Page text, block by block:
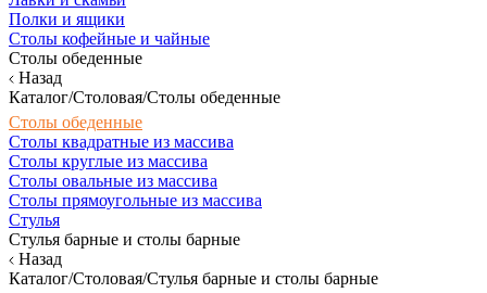
Полки и ящики
Столы кофейные и чайные
Столы обеденные
Назад
Каталог/Столовая/Столы обеденные
Столы обеденные
Столы квадратные из массива
Столы круглые из массива
Столы овальные из массива
Столы прямоугольные из массива
Стулья
Стулья барные и столы барные
Назад
Каталог/Столовая/Стулья барные и столы барные